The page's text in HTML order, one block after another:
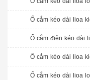
Ổ cắm kéo dài lioa
Ổ cắm điện kéo dài
Ổ cắm kéo dài lioa
Ổ cắm kéo dài lioa